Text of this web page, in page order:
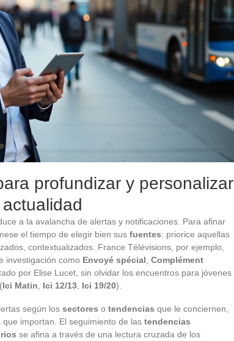
profundizar y personalizar
a la avalancha de alertas y notificaciones. Para afinar
el tiempo de elegir bien sus fuentes: priorice aquellas
contextualizados. France Télévisions, por ejemplo,
investigación como Envoyé spécial Complément
por Elise Lucet, sin olvidar los encuentros para jóvenes
(Ici Matin Ici 12/13 Ici 19/20).
según los sectores o tendencias que le conciernen,
importan. El seguimiento de las tendencias
se afina a través de una lectura cruzada de los